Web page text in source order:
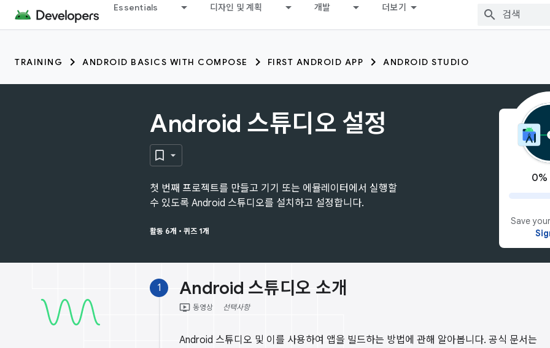
Essentials 디자인 및 계획 개발 더보기
TRAINING ANDROID BASICS WITH COMPOSE FIRST ANDROID APP ANDROID STUDIO
Android 스튜디오 설정
첫 번째 프로젝트를 만들고 기기 또는 에뮬레이터에서 실행할
수 있도록 Android 스튜디오를 설치하고 설정합니다.
활동 6개 • 퀴즈 1개
0%
Save
1 Android 스튜디오 소개
ondemand_video 동영상 선택사항
Android 스튜디오 및 이를 사용하여 앱을 빌드하는 방법에 관해 알아봅니다. 공식 문서는